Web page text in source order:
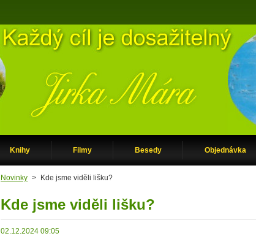
Knihy Filmy Besedy Objednávka
Novinky > Kde jsme viděli lišku?
Kde jsme viděli lišku?
02.12.2024 09:05